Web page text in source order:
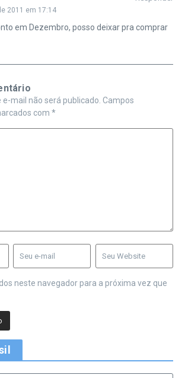
2011 em 17:14
em Dezembro, posso deixar pra comprar
mail não será publicado. Campos
com *
neste navegador para a próxima vez que